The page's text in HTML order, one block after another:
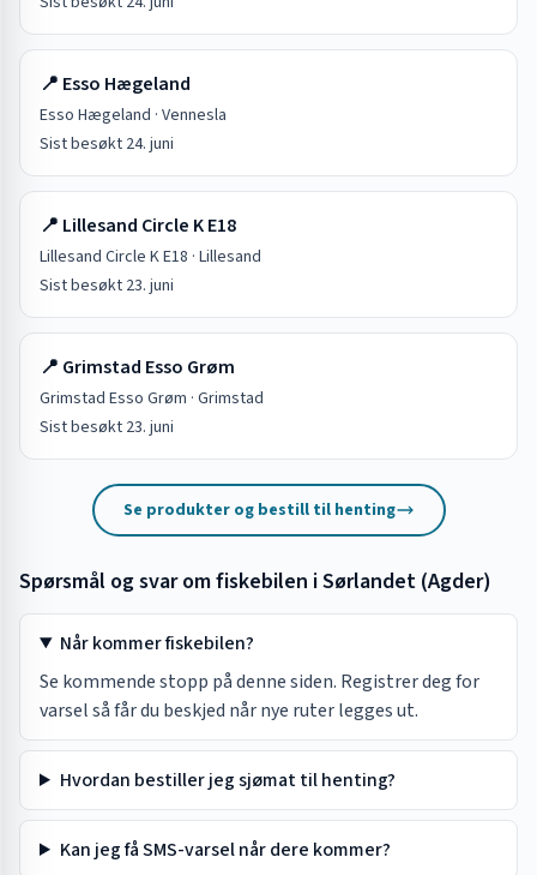
📍 Esso Hægeland
Esso Hægeland · Vennesla
Sist besøkt 24. juni
📍 Lillesand Circle K E18
Lillesand Circle K E18 · Lillesand
Sist besøkt 23. juni
📍 Grimstad Esso Grøm
Grimstad Esso Grøm · Grimstad
Sist besøkt 23. juni
Se produkter og bestill til henting
Spørsmål og svar om fiskebilen iSørlandet (Agder)
Når kommer fiskebilen?
Se kommende stopp på denne siden. Registrer deg for
varsel så får du beskjed når nye ruter legges ut.
Hvordan bestiller jeg sjømat til henting?
Kan jeg få SMS-varsel når dere kommer?